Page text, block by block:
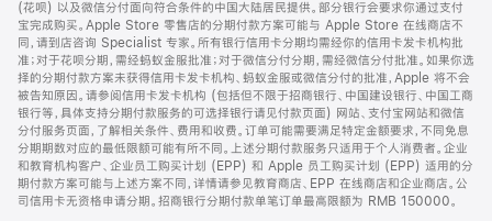
(花呗) 以及微信分付面向符合条件的中国大陆居民提供。部分银行会要求你通过支付
宝完成购买。Apple Store 零售店的分期付款方案可能与 Apple Store 在线商店不
同，请到店咨询 Specialist 专家。所有银行信用卡分期均需经你的信用卡发卡机构批
准；对于花呗分期，需经蚂蚁金服批准；对于微信分付分期，需经微信分付批准。如果你选
择的分期付款方案未获得信用卡发卡机构、蚂蚁金服或微信分付的批准，Apple 将不会
被告知原因。请参阅信用卡发卡机构 (包括但不限于招商银行、中国建设银行、中国工商
银行等，具体支持分期付款服务的可选择银行请见付款页面) 网站、支付宝网站和微信
分付服务页面，了解相关条件、费用和收费。订单可能需要满足特定金额要求，不同免息
分期期数对应的最低限额可能有所不同。上述分期付款服务只适用于个人消费者。企业
和教育机构客户、企业员工购买计划 (EPP) 和 Apple 员工购买计划 (EPP) 适用的分
期付款方案可能与上述方案不同，详情请参见教育商店、EPP 在线商店和企业商店。公
司信用卡无资格申请分期。招商银行分期付款单笔订单最高限额为 RMB 150000。